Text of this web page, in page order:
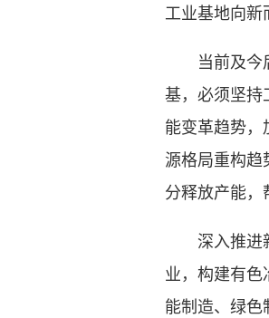
工业基地向新
当前及今后
基，必须坚持
能变革趋势，
源格局重构趋
分释放产能，
深入推进新
业，构建有色
能制造、绿色